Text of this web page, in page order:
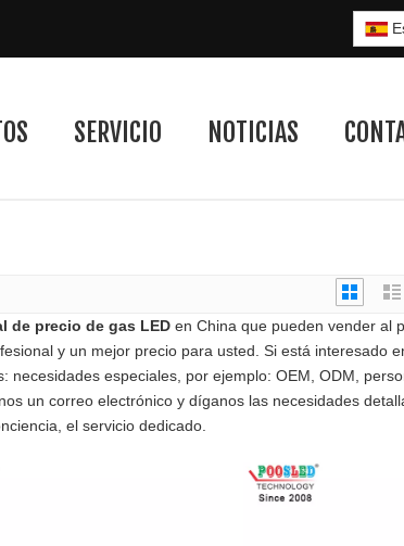
SERVICIO NOTICIAS
de precio de gas LED en China que pueden vender al
y un mejor precio para usted. Si está interesado
necesidades especiales, por ejemplo: OEM, ODM,
un correo electrónico y díganos las necesidades
el servicio dedicado.